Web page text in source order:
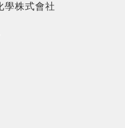
學株式會社